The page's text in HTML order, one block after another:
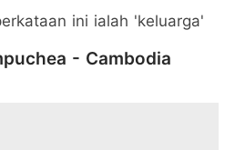
ini ialah 'keluarga'
- Cambodia